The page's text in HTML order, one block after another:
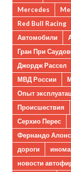
Mercedes
Red Bull Racing
Автомобили
Гран При
Джордж Рассел
МВД России
Опыт
Происшествия
Серхио Перес
Фернандо
дороги
новости